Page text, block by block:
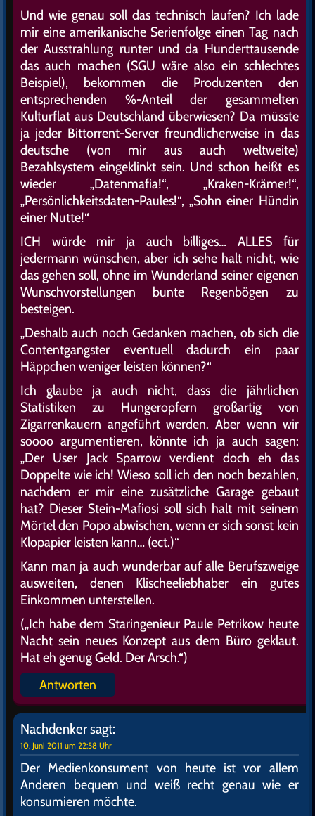
Und wie genau soll das technisch laufen? Ich lade
mir eine amerikanische Serienfolge einen Tag nach
der Ausstrahlung runter und da Hunderttausende
das auch machen (SGU wäre also ein schlechtes
Beispiel), bekommen die Produzenten den
entsprechenden %-Anteil der gesammelten
Kulturflat aus Deutschland überwiesen? Da müsste
ja jeder Bittorrent-Server freundlicherweise in das
deutsche (von mir aus auch weltweite)
Bezahlsystem eingeklinkt sein. Und schon heißt es
wieder „Datenmafia!“, „Kraken-Krämer!“,
„Persönlichkeitsdaten-Paules!“, „Sohn einer Hündin
einer Nutte!“
ICH würde mir ja auch billiges… ALLES für
jedermann wünschen, aber ich sehe halt nicht, wie
das gehen soll, ohne im Wunderland seiner eigenen
Wunschvorstellungen bunte Regenbögen zu
besteigen.
„Deshalb auch noch Gedanken machen, ob sich die
Contentgangster eventuell dadurch ein paar
Häppchen weniger leisten können?“
Ich glaube ja auch nicht, dass die jährlichen
Statistiken zu Hungeropfern großartig von
Zigarrenkauern angeführt werden. Aber wenn wir
soooo argumentieren, könnte ich ja auch sagen:
„Der User Jack Sparrow verdient doch eh das
Doppelte wie ich! Wieso soll ich den noch bezahlen,
nachdem er mir eine zusätzliche Garage gebaut
hat? Dieser Stein-Mafiosi soll sich halt mit seinem
Mörtel den Popo abwischen, wenn er sich sonst kein
Klopapier leisten kann… (ect.)“
Kann man ja auch wunderbar auf alle Berufszweige
ausweiten, denen Klischeeliebhaber ein gutes
Einkommen unterstellen.
(„Ich habe dem Staringenieur Paule Petrikow heute
Nacht sein neues Konzept aus dem Büro geklaut.
Hat eh genug Geld. Der Arsch.“)
Antworten
Nachdenkersagt:
10. Juni 2011 um 22:58 Uhr
Der Medienkonsument von heute ist vor allem
Anderen bequem und weiß recht genau wie er
konsumieren möchte.